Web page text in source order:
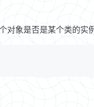
对象是否是某个类的实